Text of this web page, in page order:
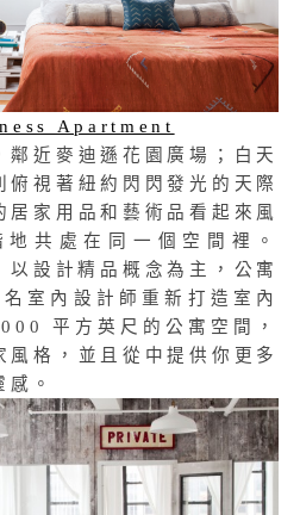
Apartment
鄰近麥迪遜花園廣場；白天
俯視著紐約閃閃發光的天際
居家用品和藝術品看起來風
共處在同一個空間裡。
設計精品概念為主，公寓
室內設計師重新打造室內
平方英尺的公寓空間，
風格，並且從中提供你更多
。